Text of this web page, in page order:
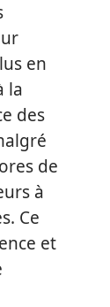
en
la
des
de
à
Ce
et